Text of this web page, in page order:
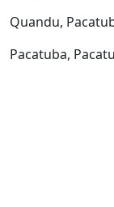
Quandu,
Pacatuba,